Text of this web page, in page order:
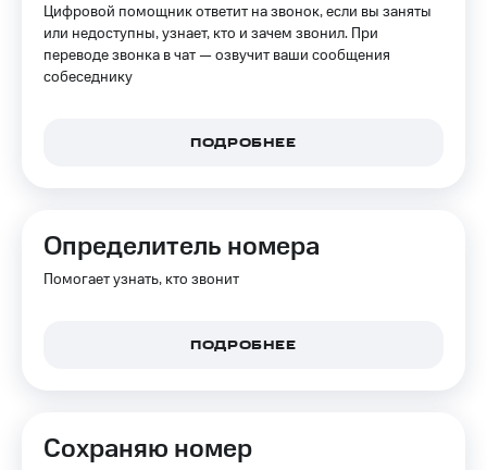
Цифровой помощник ответит на звонок, если вы заняты
или недоступны, узнает, кто и зачем звонил. При
переводе звонка в чат — озвучит ваши сообщения
собеседнику
ПОДРОБНЕЕ
Определитель номера
Помогает узнать, кто звонит
ПОДРОБНЕЕ
Сохраняю номер